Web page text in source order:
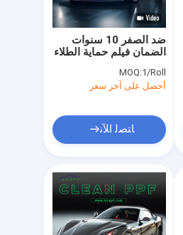
ضد الصفر 10 سنوات
الضمان فيلم حماية الطلاء
MOQ:1/Roll
أحصل على آخر سعر
ﺎﺘﺼﻟ ﺍﻶﻧ